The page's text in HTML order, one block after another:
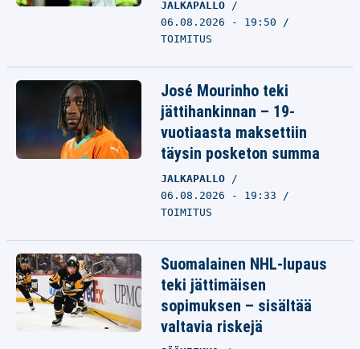
JALKAPALLO
06.08.2026 - 19:50
TOIMITUS
José Mourinho teki
jättihankinnan – 19-
vuotiaasta maksettiin
täysin posketon summa
JALKAPALLO
06.08.2026 - 19:33
TOIMITUS
Suomalainen NHL-lupaus
teki jättimäisen
sopimuksen – sisältää
valtavia riskejä